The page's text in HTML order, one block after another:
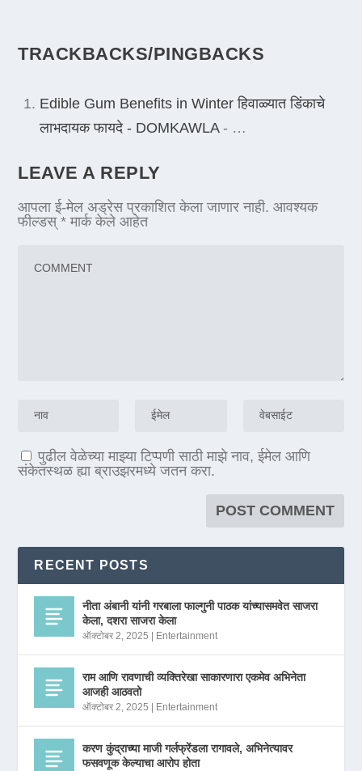
TRACKBACKS/PINGBACKS
Edible Gum Benefits in Winter हिवाळ्यात डिंकाचे
लाभदायक फायदे - DOMKAWLA- …
LEAVE A REPLY
आपला ई-मेल अड्रेस प्रकाशित केला जाणार नाही. आवश्यक
फील्डस्* मार्क केले आहेत
पुढील वेळेच्या माझ्या टिप्पणी साठी माझे नाव, ईमेल आणि
संकेतस्थळ ह्या ब्राउझरमध्ये जतन करा.
RECENT POSTS
नीता अंबानी यांनी गरबाला फाल्गुनी पाठक यांच्यासमवेत साजरा
केला, दशरा साजरा केला
ऑक्टोबर 2, 2025 | Entertainment
राम आणि रावणाची व्यक्तिरेखा साकारणारा एकमेव अभिनेता
आजही आठवतो
ऑक्टोबर 2, 2025 | Entertainment
करण कुंद्राच्या माजी गर्लफ्रेंडला रागावले, अभिनेत्यावर
फसवणूक केल्याचा आरोप होता